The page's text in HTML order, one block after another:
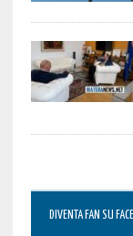
DIVENTA FAN SU